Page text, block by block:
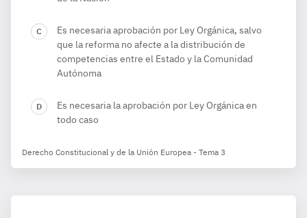
Es necesaria aprobación por Ley Orgánica, salvo
que la reforma no afecte a la distribución de
competencias entre el Estado y la Comunidad
Autónoma
Es necesaria la aprobación por Ley Orgánica en
todo caso
Derecho Constitucional y de la Unión Europea - Tema 3